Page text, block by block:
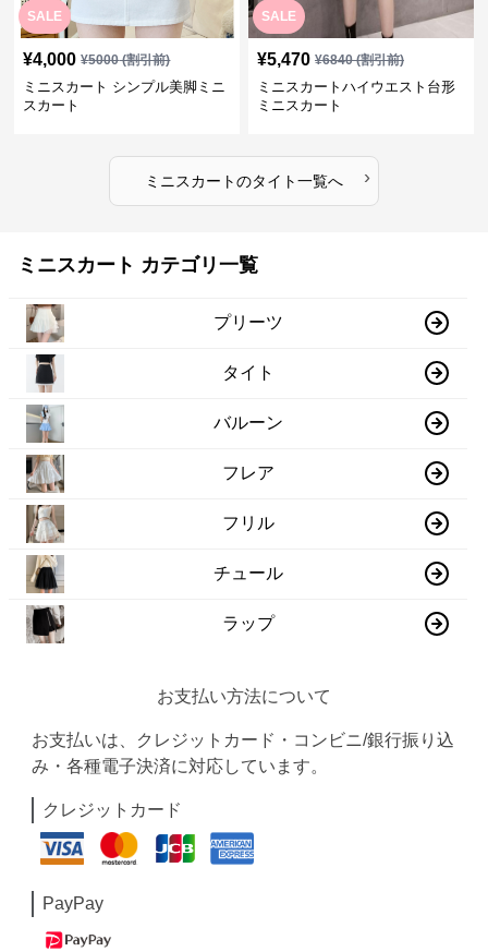
SALE
¥4,000 ¥5000(割引前)
ミニスカート シンプル美脚ミニ
スカート
SALE
¥5,470 ¥6840(割引前)
ミニスカートハイウエスト台形
ミニスカート
ミニスカートのタイト一覧へ ›
ミニスカート カテゴリ一覧
プリーツ
タイト
バルーン
フレア
フリル
チュール
ラップ
お支払い方法について
お支払いは、クレジットカード・コンビニ/銀行振り込
み・各種電子決済に対応しています。
クレジットカード
PayPay